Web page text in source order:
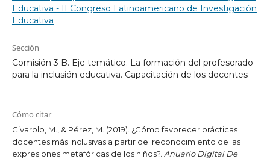
Educativa - II Congreso Latinoamericano de Investigación
Educativa
Sección
Comisión 3 B. Eje temático. La formación del profesorado
para la inclusión educativa. Capacitación de los docentes
Cómo citar
Civarolo, M., & Pérez, M. (2019). ¿Cómo favorecer prácticas
docentes más inclusivas a partir del reconocimiento de las
expresiones metafóricas de los niños?. Anuario Digital De